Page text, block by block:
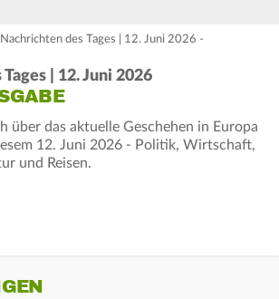
Nachrichten des Tages | 12. Juni 2026 -
| 12. Juni 2026
über das aktuelle Geschehen in Europa
12. Juni 2026 - Politik, Wirtschaft,
und Reisen.